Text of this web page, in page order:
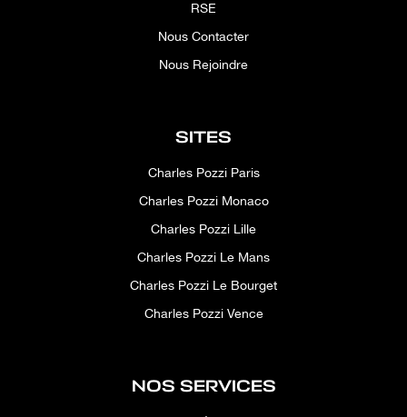
RSE
Nous Contacter
Nous Rejoindre
SITES
Charles Pozzi Paris
Charles Pozzi Monaco
Charles Pozzi Lille
Charles Pozzi Le Mans
Charles Pozzi Le Bourget
Charles Pozzi Vence
NOS SERVICES